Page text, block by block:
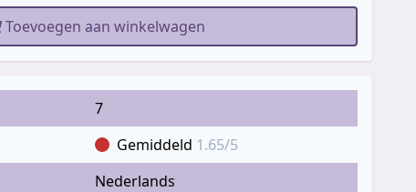
Toevoegen aan winkelwagen
7
Gemiddeld 1.65/5
Nederlands